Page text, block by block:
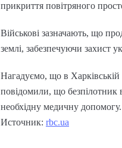
прикриття повітряного
Військові зазначають, що
землі, забезпечуючи захист
Нагадуємо, що в Харківській
повідомили, що безпілотник
необхідну медичну допомогу.
Источник: rbc.ua